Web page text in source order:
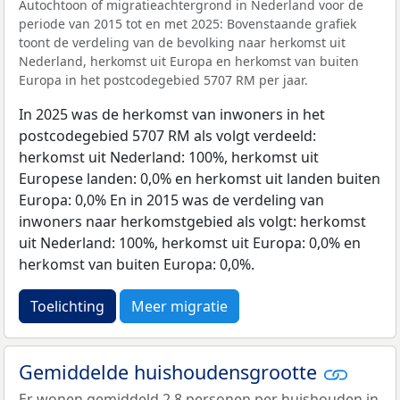
Autochtoon of migratieachtergrond in Nederland voor de
periode van 2015 tot en met 2025: Bovenstaande grafiek
toont de verdeling van de bevolking naar herkomst uit
Nederland, herkomst uit Europa en herkomst van buiten
Europa in het postcodegebied 5707 RM per jaar.
In 2025 was de herkomst van inwoners in het
postcodegebied 5707 RM als volgt verdeeld:
herkomst uit Nederland: 100%, herkomst uit
Europese landen: 0,0% en herkomst uit landen buiten
Europa: 0,0% En in 2015 was de verdeling van
inwoners naar herkomstgebied als volgt: herkomst
uit Nederland: 100%, herkomst uit Europa: 0,0% en
herkomst van buiten Europa: 0,0%.
Toelichting Meer migratie
Gemiddelde huishoudensgrootte